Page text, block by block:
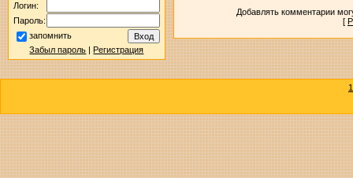
Логин:
Пароль:
запомнить
Забыл пароль |Регистрация
Добавлять комментарии
[